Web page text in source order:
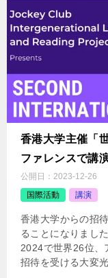
香港大学主催「
ファレンスで講
公開日： 2023-12-26
国際活動
講演
香港大学からの招
ることになりまし
2024で世界26位、
招待を受ける大変